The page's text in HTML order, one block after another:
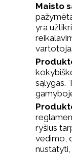
Maisto
yra
sąlygas.
ryšius
vedimo,